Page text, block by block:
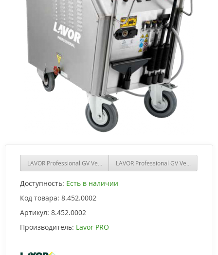
LAVOR Professional GV Vesuvio 21LAVOR Professional GV Vesuvio 15
Доступность: Есть в наличии
Код товара: 8.452.0002
Артикул: 8.452.0002
Производитель: Lavor PRO